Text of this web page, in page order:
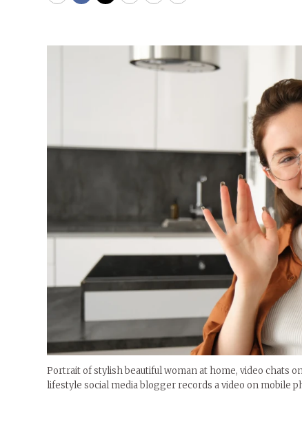
Portrait of stylish beautiful woman at home, video chats
lifestyle social media blogger records a video on mobile